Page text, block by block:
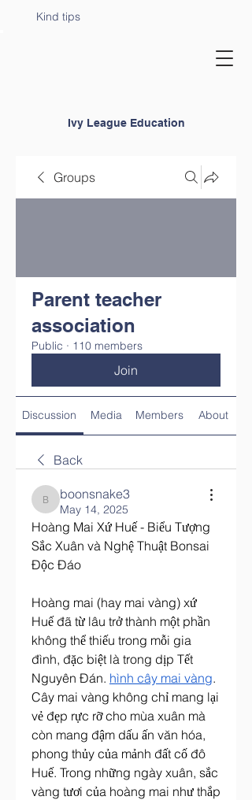
Ivy League Education
Kind tips
Groups
Parent teacher
association
Public · 110 members
Join
Discussion Media Members About
Back
boonsnake3
boonsnake3
May 14, 2025
Hoàng Mai Xứ Huế - Biểu Tượng
Sắc Xuân và Nghệ Thuật Bonsai
Độc Đáo
Hoàng mai (hay mai vàng) xứ
Huế đã từ lâu trở thành một phần
không thể thiếu trong mỗi gia
đình, đặc biệt là trong dịp Tết
Nguyên Đán. hình cây mai vàng.
Cây mai vàng không chỉ mang lại
vẻ đẹp rực rỡ cho mùa xuân mà
còn mang đậm dấu ấn văn hóa,
phong thủy của mảnh đất cố đô
Huế. Trong những ngày xuân, sắc
vàng tươi của hoàng mai như thắp